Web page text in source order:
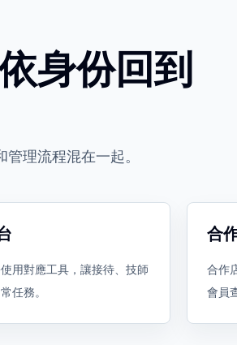
身份回到
理流程混在一起。
用對應工具，讓接待、技師
任務。
合
合作
會員